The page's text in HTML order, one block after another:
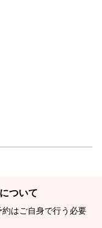
ついて
はご自身で行う必要